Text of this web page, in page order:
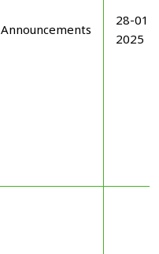
Announcements
28-01-
2025